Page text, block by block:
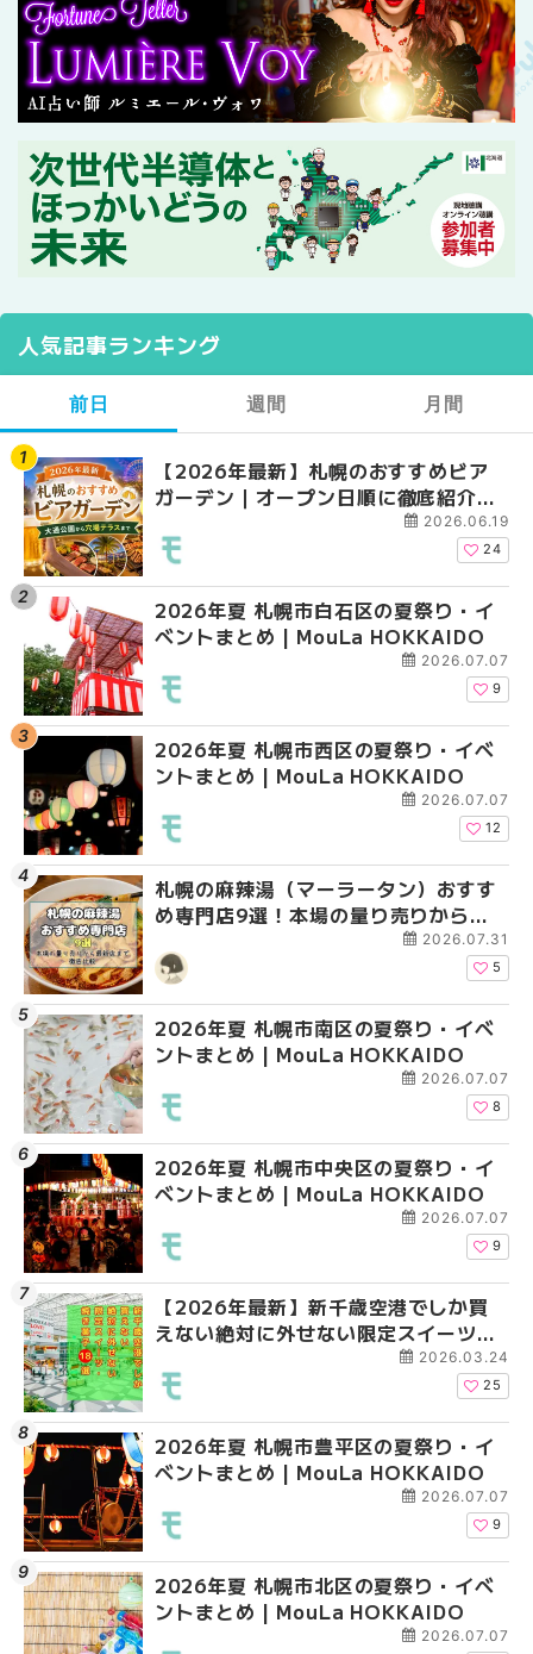
人気記事ランキング
前日
【2026年最新】札幌のおすすめビア
ガーデン｜オープン日順に徹底紹介！
大通公園から穴場テラスまで | MouLa
HOKKAIDO
2026.06.19
24
2026年夏 札幌市白石区の夏祭り・イ
ベントまとめ | MouLa HOKKAIDO
2026.07.07
9
2026年夏 札幌市西区の夏祭り・イベ
ントまとめ | MouLa HOKKAIDO
2026.07.07
12
札幌の麻辣湯（マーラータン）おすす
め専門店9選！本場の量り売りから最
新店まで徹底比較 | MouLa
HOKKAIDO
2026.07.31
5
2026年夏 札幌市南区の夏祭り・イベ
ントまとめ | MouLa HOKKAIDO
2026.07.07
8
2026年夏 札幌市中央区の夏祭り・イ
ベントまとめ | MouLa HOKKAIDO
2026.07.07
9
【2026年最新】新千歳空港でしか買
えない絶対に外せない限定スイーツ・
焼き菓子18選 | MouLa HOKKAIDO
2026.03.24
25
2026年夏 札幌市豊平区の夏祭り・イ
ベントまとめ | MouLa HOKKAIDO
2026.07.07
9
2026年夏 札幌市北区の夏祭り・イベ
ントまとめ | MouLa HOKKAIDO
2026.07.07
週間
【2026年最新】札幌
ガーデン｜オープン日
大通公園から穴場テ
2026年夏 札幌市西区
ントまとめ | MouLa
2026年夏 札幌市北区
ントまとめ | MouLa
2026年夏 札幌市手稲
ベントまとめ |
2026年夏 札幌市白石
ベントまとめ |
2026年夏 札幌市清田
ベントまとめ |
2026年夏 札幌市南区
ントまとめ | MouLa
2026年夏 札幌市豊平
ベントまとめ |
2026年夏 札幌市中央
ベントまとめ |
月間
【2026年最新】札幌
ガーデン｜オープン日
大通公園から穴場テ
2026年夏 札幌市北区
ントまとめ | MouLa
2026年夏 札幌市白石
ベントまとめ |
2026年夏 札幌市西区
ントまとめ | MouLa
2026年夏 札幌市手稲
ベントまとめ |
札幌の麻辣湯（マーラ
め専門店6選！本場の
新店まで徹底比較 |
2026年夏 札幌市清田
ベントまとめ |
【2026年最新】新千
えない絶対に外せない
焼き菓子18選 |
【新千歳空港】新カー
業。「SUPER
ーパーラウンジアネッ